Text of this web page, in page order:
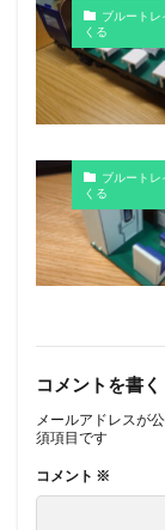
ブルートレ
くる
ブルートレ
くる
コメントを書く
メールアドレスが
須項目です
コメント ※